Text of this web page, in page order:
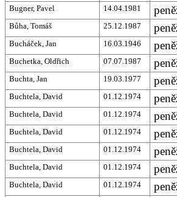
Bugner, Pavel 14.04.1981
Bůha, Tomáš 25.12.1987
Bucháček, Jan 16.03.1946
Buchetka, Oldřich 07.07.1987
Buchta, Jan 19.03.1977
Buchtela, David 01.12.1974
Buchtela, David 01.12.1974
Buchtela, David 01.12.1974
Buchtela, David 01.12.1974
Buchtela, David 01.12.1974
Buchtela, David 01.12.1974